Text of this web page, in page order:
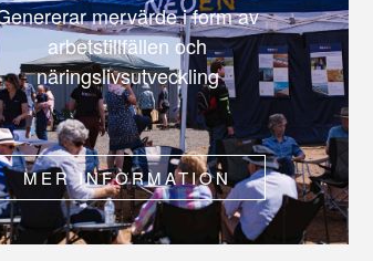
mervärde i form av
arbetstillfällen och
näringslivsutveckling
MER INFORMATION